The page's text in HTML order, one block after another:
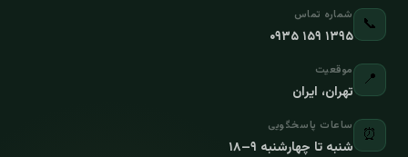
📞 شماره تماس
۰۹۳۵ ۱۵۹ ۱۳۹۵
📍 موقعیت
تهران، ایران
⏰ ساعات پاسخگویی
شنبه تا چهارشنبه ۹–۱۸